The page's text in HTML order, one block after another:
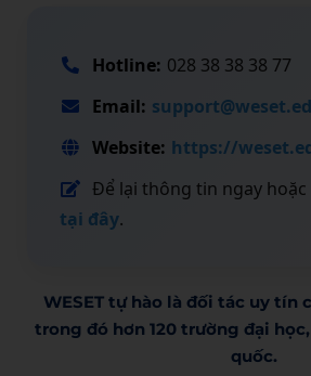
Hotline: 028 38 38 38 77
Email:
Website: https://
Để lại thông tin ngay hoặc
tại đây.
WESET tự hào là đối tác uy tín
trong đó hơn 120 trường đại
quốc.​